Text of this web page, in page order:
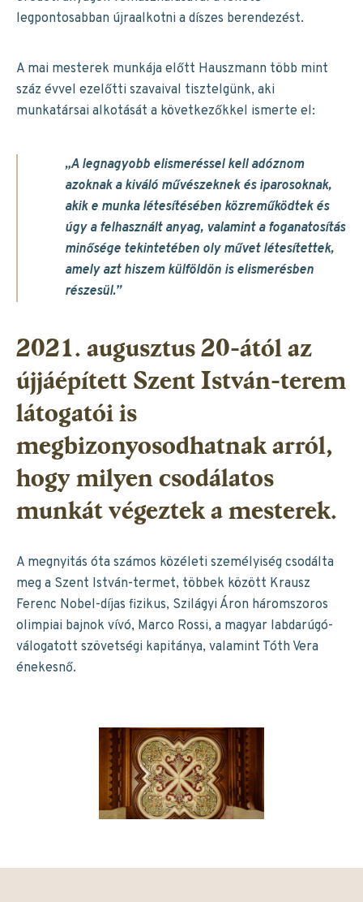
legpontosabban újraalkotni a díszes berendezést.
A mai mesterek munkája előtt Hauszmann több mint
száz évvel ezelőtti szavaival tisztelgünk, aki
munkatársai alkotását a következőkkel ismerte el:
„A legnagyobb elismeréssel kell adóznom
azoknak a kiváló művészeknek és iparosoknak,
akik e munka létesítésében közreműködtek és
úgy a felhasznált anyag, valamint a foganatosítás
minősége tekintetében oly művet létesítettek,
amely azt hiszem külföldön is elismerésben
részesül.”
2021. augusztus 20-ától az
újjáépített Szent István-terem
látogatói is
megbizonyosodhatnak arról,
hogy milyen csodálatos
munkát végeztek a mesterek.
A megnyitás óta számos közéleti személyiség csodálta
meg a Szent István-termet, többek között Krausz
Ferenc Nobel-díjas fizikus, Szilágyi Áron háromszoros
olimpiai bajnok vívó, Marco Rossi, a magyar labdarúgó-
válogatott szövetségi kapitánya, valamint Tóth Vera
énekesnő.